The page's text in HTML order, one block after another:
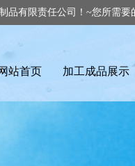
品有限责任公司！~您所需要
站首页 加工成品展示